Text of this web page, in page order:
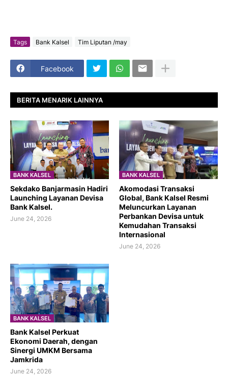
Tags Bank Kalsel Tim Liputan /may
Facebook
BERITA MENARIK LAINNYA
BANK KALSEL
Sekdako Banjarmasin Hadiri
Launching Layanan Devisa
Bank Kalsel.
June 24, 2026
BANK KALSEL
Akomodasi Transaksi
Global, Bank Kalsel Resmi
Meluncurkan Layanan
Perbankan Devisa untuk
Kemudahan Transaksi
Internasional
June 24, 2026
BANK KALSEL
Bank Kalsel Perkuat
Ekonomi Daerah, dengan
Sinergi UMKM Bersama
Jamkrida
June 24, 2026